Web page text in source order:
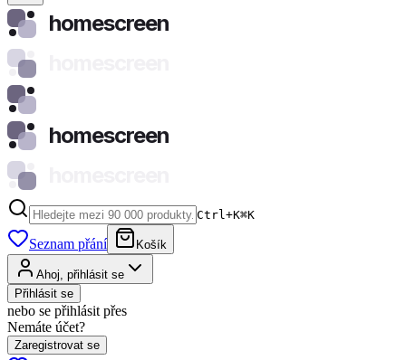
homescreen
homescreen
Ctrl+K⌘K
Seznam přání Košík
Ahoj, přihlásit se
Přihlásit se
nebo se přihlásit přes
Nemáte účet?
Zaregistrovat se